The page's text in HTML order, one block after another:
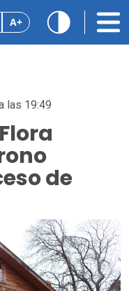
A+
las 19:49
de